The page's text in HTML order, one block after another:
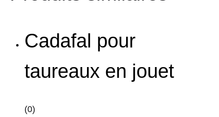
Cadafal pour
taureaux en jouet
(0)